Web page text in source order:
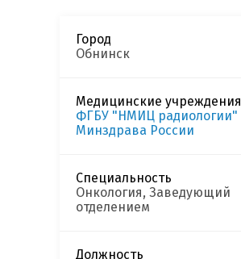
Город
Обнинск
Медицинские учреждения
ФГБУ "НМИЦ радиологии"
Минздрава России
Специальность
Онкология, Заведующий
отделением
Должность